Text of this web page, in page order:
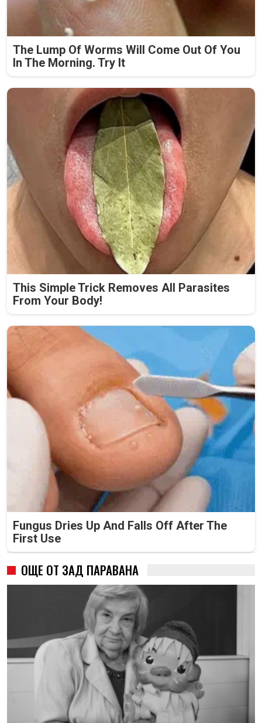
The Lump Of Worms Will Come Out Of You
In The Morning. Try It
This Simple Trick Removes All Parasites
From Your Body!
Fungus Dries Up And Falls Off After The
First Use
ОЩЕ ОТ ЗАД ПАРАВАНА